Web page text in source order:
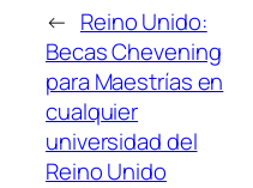
← Reino Unido:
Becas Chevening
para Maestrías en
cualquier
universidad del
Reino Unido